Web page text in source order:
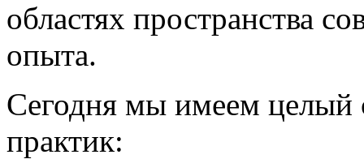
областях пространства
опыта.
Сегодня мы имеем целый
практик: